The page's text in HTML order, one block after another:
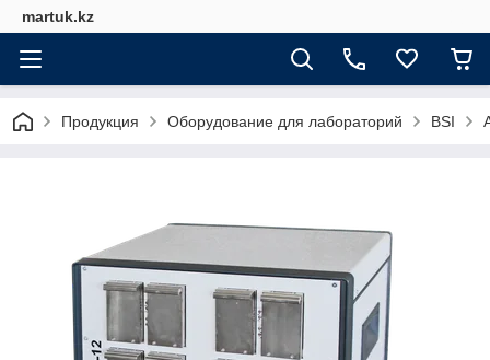
martuk.kz
Продукция Оборудование для лабораторий BSI